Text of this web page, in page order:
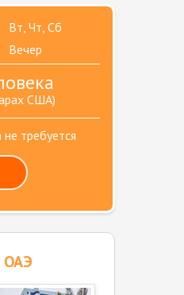
Вт, Чт, Сб
Вечер
США)
требуется
ОАЭ